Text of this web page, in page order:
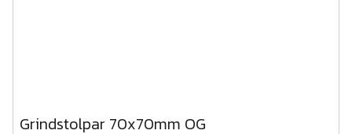
Grindstolpar 70x70mm OG